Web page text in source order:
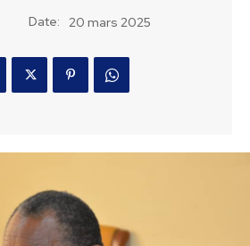
Date: 20 mars 2025